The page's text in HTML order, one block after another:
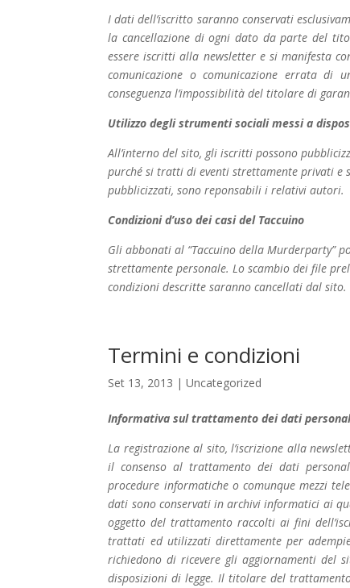
I dati dell’iscritto saranno conservati
la cancellazione di ogni dato da parte del
essere iscritti alla newsletter e si manifesta
comunicazione o comunicazione errata di
conseguenza l’impossibilità del titolare di
Utilizzo degli strumenti sociali messi a
All’interno del sito, gli iscritti possono
purché si tratti di eventi strettamente privati e
pubblicizzati, sono reponsabili i relativi autori.
Condizioni d’uso dei casi del Taccuino
Gli abbonati al “Taccuino della Murderparty”
strettamente personale. Lo scambio dei file
condizioni descritte saranno cancellati dal sito.
Termini e condizioni
Set 13, 2013 |Uncategorized
Informativa sul trattamento dei dati
La registrazione al sito, l’iscrizione alla
il consenso al trattamento dei dati
procedure informatiche o comunque mezzi
dati sono conservati in archivi informatici ai
oggetto del trattamento raccolti ai fini
trattati ed utilizzati direttamente per
richiedono di ricevere gli aggiornamenti del
disposizioni di legge. Il titolare del